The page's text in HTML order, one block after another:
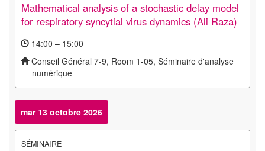
Mathematical analysis of a stochastic delay model
for respiratory syncytial virus dynamics (Ali Raza)
14:00 – 15:00
Conseil Général 7-9, Room 1-05, Séminaire d'analyse
numérique
mar 13 octobre 2026
SÉMINAIRE